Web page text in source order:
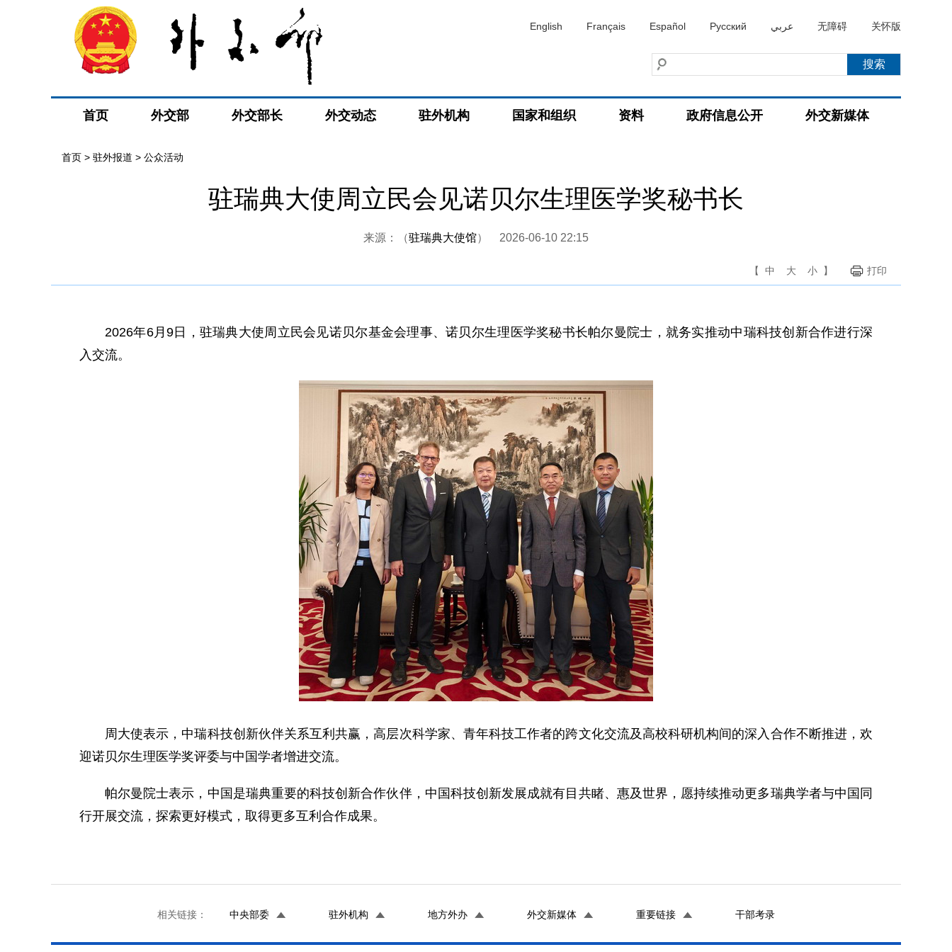
English Français Español Русский عربي 无障碍 关怀版
首页 外交部 外交部长 外交动态 驻外机构 国家和组织 资料 政府信息公开 外交新媒体
首页 > 驻外报道 > 公众活动
驻瑞典大使周立民会见诺贝尔生理医学奖秘书长
来源：（驻瑞典大使馆） 2026-06-10 22:15
【 中 大 小 】 打印
2026年6月9日，驻瑞典大使周立民会见诺贝尔基金会理事、诺贝尔生理医学奖秘书长帕尔曼院士，就务实推动中瑞科技创新合作进行深
入交流。
周大使表示，中瑞科技创新伙伴关系互利共赢，高层次科学家、青年科技工作者的跨文化交流及高校科研机构间的深入合作不断推进，欢
迎诺贝尔生理医学奖评委与中国学者增进交流。
帕尔曼院士表示，中国是瑞典重要的科技创新合作伙伴，中国科技创新发展成就有目共睹、惠及世界，愿持续推动更多瑞典学者与中国同
行开展交流，探索更好模式，取得更多互利合作成果。
相关链接： 中央部委 驻外机构 地方外办 外交新媒体 重要链接 干部考录